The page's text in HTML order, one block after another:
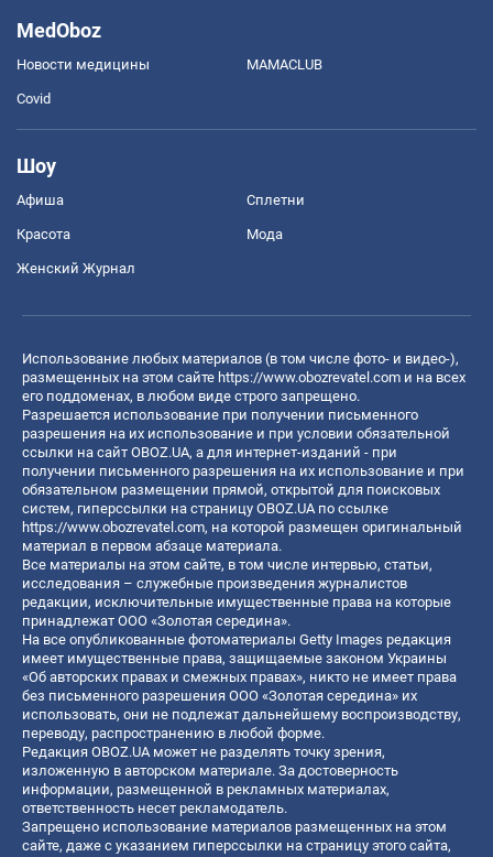
MedOboz
Новости медицины MAMACLUB
Covid
Шоу
Афиша Сплетни
Красота Мода
Женский Журнал
Использование любых материалов (в том числе фото- и видео-),
размещенных на этом сайте https://www.obozrevatel.com и на всех
его поддоменах, в любом виде строго запрещено.
Разрешается использование при получении письменного
разрешения на их использование и при условии обязательной
ссылки на сайт OBOZ.UA, а для интернет-изданий - при
получении письменного разрешения на их использование и при
обязательном размещении прямой, открытой для поисковых
систем, гиперссылки на страницу OBOZ.UA по ссылке
https://www.obozrevatel.com, на которой размещен оригинальный
материал в первом абзаце материала.
Все материалы на этом сайте, в том числе интервью, статьи,
исследования – служебные произведения журналистов
редакции, исключительные имущественные права на которые
принадлежат ООО «Золотая середина».
На все опубликованные фотоматериалы Getty Images редакция
имеет имущественные права, защищаемые законом Украины
«Об авторских правах и смежных правах», никто не имеет права
без письменного разрешения ООО «Золотая середина» их
использовать, они не подлежат дальнейшему воспроизводству,
переводу, распространению в любой форме.
Редакция OBOZ.UA может не разделять точку зрения,
изложенную в авторском материале. За достоверность
информации, размещенной в рекламных материалах,
ответственность несет рекламодатель.
Запрещено использование материалов размещенных на этом
сайте, даже с указанием гиперссылки на страницу этого сайта,